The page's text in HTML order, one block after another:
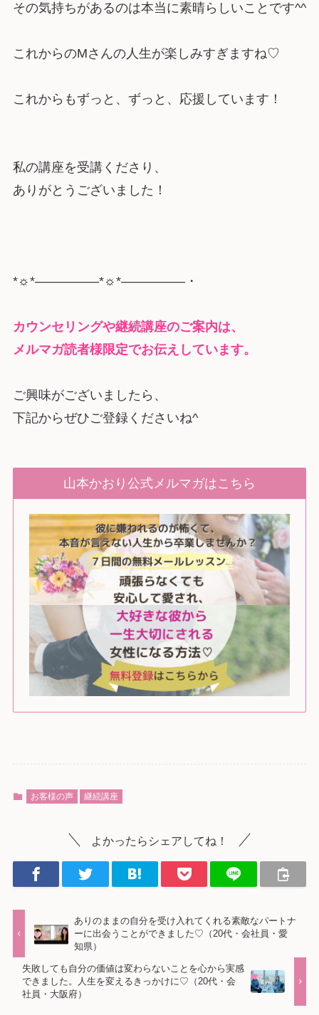
その気持ちがあるのは本当に素晴らしいことです^^
これからのMさんの人生が楽しみすぎますね♡
これからもずっと、ずっと、応援しています！
私の講座を受講くださり、
ありがとうございました！
*☼*―――――*☼*―――――・
カウンセリングや継続講座のご案内は、
メルマガ読者様限定でお伝えしています。
ご興味がございましたら、
下記からぜひご登録くださいね^
山本かおり公式メルマガはこちら
お客様の声 継続講座
よかったらシェアしてね！
ありのままの自分を受け入れてくれる素敵なパートナ
ーに出会うことができました♡（20代・会社員・愛
知県）
失敗しても自分の価値は変わらないことを心から実感
できました。人生を変えるきっかけに♡（20代・会
社員・大阪府）